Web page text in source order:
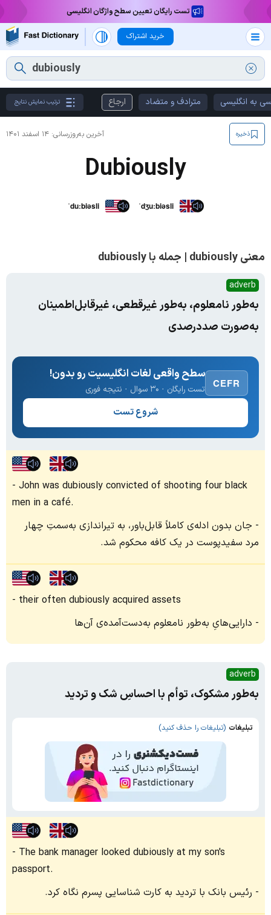
تست رایگان تعیین سطح واژگان انگلیسی
خرید اشتراک
به انگلیسی مترادف و متضاد ارجاع ترتیب نمایش نتایج
آخرین به‌روزرسانی: ۱۴ اسفند ۱۴۰۱ ذخیره
Dubiously
ˈduːbiəsli ˈdʒuːbiəsli
معنی dubiously | جمله با dubiously
adverb
به‌طور نامعلوم، به‌طور غیرقطعی، غیرقابل‌اطمینان
به‌صورت صددرصدی
CEFR
سطح واقعی لغات انگلیسیت رو بدون!
تست رایگان · ۳۰ سوال · نتیجه فوری
شروع تست
John was dubiously convicted of shooting four black
men in a café.
جان بدون ادله‌ی کاملاً قابل‌باور، به تیراندازی به‌سمتِ چهار
مرد سفیدپوست در یک کافه محکوم شد.
their often dubiously acquired assets
دارایی‌هایِ به‌طور نامعلوم به‌دست‌آمده‌ی آن‌ها
adverb
به‌طور مشکوک، توأم با احساسِ شک و تردید
تبلیغات (تبلیغات را حذف کنید)
The bank manager looked dubiously at my son's
passport.
رئیس بانک با تردید به کارت شناسایی پسرم نگاه کرد.